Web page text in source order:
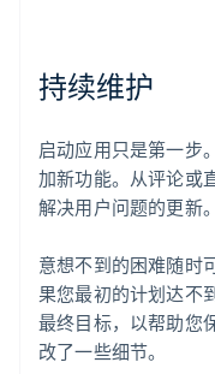
持续维护
启动应用只是第一步
加新功能。从评论或
解决用户问题的更新。
意想不到的困难随时
果您最初的计划达不
最终目标，以帮助您
改了一些细节。